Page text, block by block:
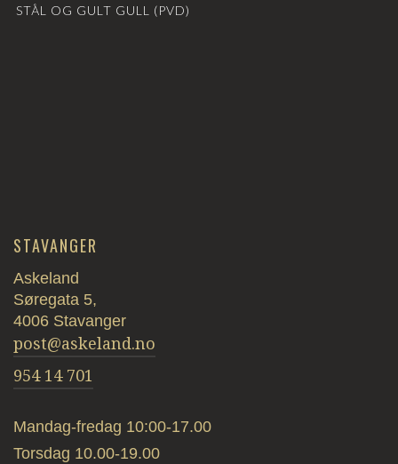
STÅL OG GULT GULL (PVD)
STAVANGER
Askeland
Søregata 5,
4006 Stavanger
post@askeland.no
954 14 701
Mandag-fredag 10:00-17.00
Torsdag 10.00-19.00